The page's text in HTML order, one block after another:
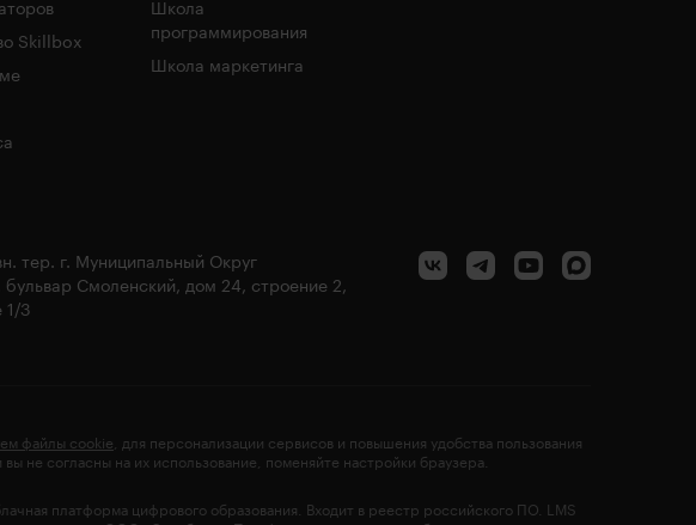
Skillbox
Школа
программирования
Школа маркетинга
тер. г. Муниципальный Округ
бульвар Смоленский, дом 24, строение 2,
1/3
файлы cookie , для персонализации сервисов и повышения удобства пользования
вы не согласны на их использование, поменяйте настройки браузера.
платформа цифрового образования. Входит в реестр российского ПО. LMS